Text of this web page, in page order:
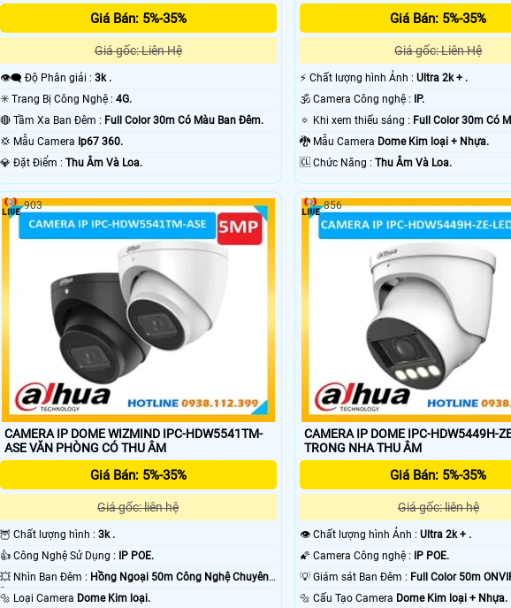
Giá Bán: 5%-35%
Giá gốc: Liên Hệ
👁️‍🗨 Độ Phân giải : 3k .
✳️ Trang Bị Công Nghệ : 4G.
🔴 Tầm Xa Ban Đêm : Full Color 30m Có Màu Ban Ðêm.
💢 Mẫu Camera Ip67 360.
️💎 Đặt Điểm : Thu Âm Và Loa.
Giá Bán: 5%-35%
Giá gốc: Liên Hệ
️⚡ Chất lượng hình Ảnh :Ultra 2k + .
🕉️ Camera Công nghệ :
IP.
🔅 Khi xem thiếu sáng : Full Color 30m Có
🐉️ Mẫu Camera Dome Kim loại + Nhựa.
️🆑 Chức Năng :Thu Âm Và Loa.
CAMERA IP DOME WIZMIND IPC-HDW5541TM-
ASE VĂN PHÒNG CÓ THU ÂM
Giá Bán: 5%-35%
Giá gốc: liên hệ
🦉 Chất lượng hình : 3k .
👍 Công Nghệ Sử Dụng :
IP POE.
💥 Nhìn Ban Đêm : Hồng Ngoại 50m Công Nghệ Chuyên
Dụng.🔩 Loại Camera Dome Kim loại.
903
CAMERA IP DOME IPC-HDW5449H-
TRONG NHA THU ÂM
Giá Bán: 5%-35%
Giá gốc: liên hệ
👁 Chất lượng hình Ảnh :Ultra 2k + .
🌠 Camera Công nghệ :
IP POE.
💡 Giám sát Ban Đêm : Full Color 50m
🔩 Cấu Tạo Camera Dome Kim loại + Nhựa.
856